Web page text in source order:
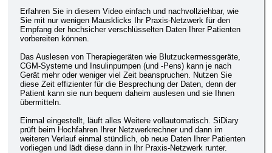
Erfahren Sie in diesem Video einfach und nachvollziehbar, wie
Sie mit nur wenigen Mausklicks Ihr Praxis-Netzwerk für den
Empfang der hochsicher verschlüsselten Daten Ihrer Patienten
vorbereiten können.
Das Auslesen von Therapiegeräten wie Blutzuckermessgeräte,
CGM-Systeme und Insulinpumpen (und -Pens) kann je nach
Gerät mehr oder weniger viel Zeit beanspruchen. Nutzen Sie
diese Zeit effizienter für die Besprechung der Daten, denn der
Patient kann sie nun bequem daheim auslesen und sie Ihnen
übermitteln.
Einmal eingestellt, läuft alles Weitere vollautomatisch. SiDiary
prüft beim Hochfahren Ihrer Netzwerkrechner und dann im
weiteren Verlauf einmal stündlich, ob neue Daten Ihrer Patienten
vorliegen und lädt diese dann in Ihr Praxis-Netzwerk runter.